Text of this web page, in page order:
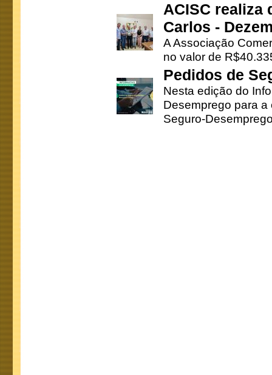
ACISC realiza
Carlos -
A Associação
no valor de
Pedidos de
Nesta edição do
Desemprego para
Seguro-